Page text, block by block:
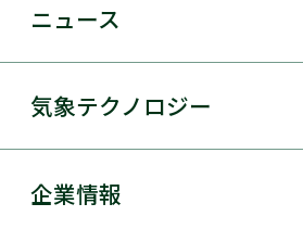
事業領域
サービス・ソリューション
太陽光発電
ニュース
気象テクノロジー
気象テクノロジー
企業情報